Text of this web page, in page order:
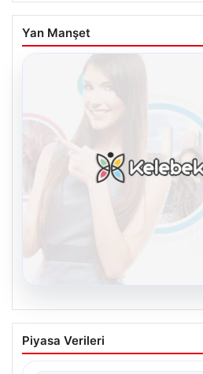
Yan Manşet
Kelebek sohbet
İletişimin Güvenli Adresi
Piyasa Verileri